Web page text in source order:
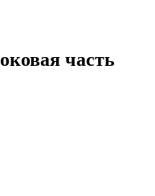
часть